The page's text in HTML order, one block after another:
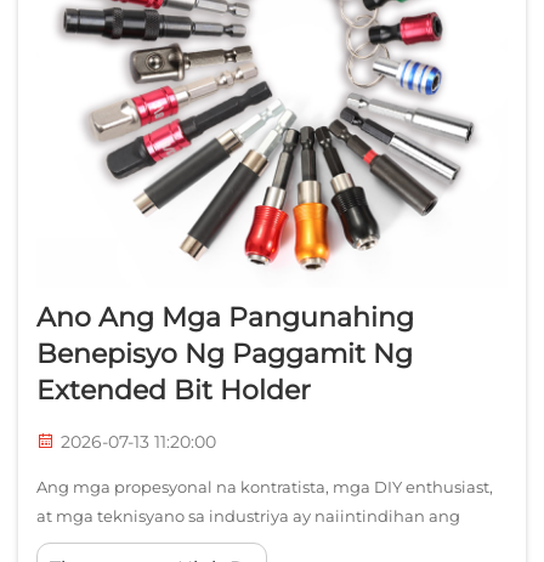
Ano Ang Mga Pangunahing
Benepisyo Ng Paggamit Ng
Extended Bit Holder
2026-07-13 11:20:00
Ang mga propesyonal na kontratista, mga DIY enthusiast,
at mga teknisyano sa industriya ay naiintindihan ang
kahalagahan ng pagkakaroon ng tamang mga kagamitan